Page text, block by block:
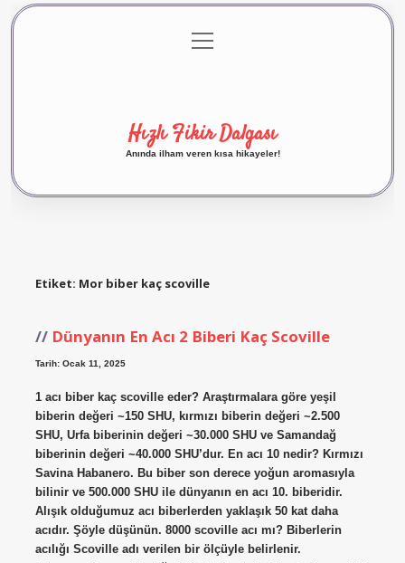
Gizlilik Politikası
menüyü
aç
Hızlı Fikir Dalgası
Anında ilham veren kısa hikayeler!
Etiket: Mor biber kaç scoville
Dünyanın En Acı 2 Biberi Kaç Scoville
Tarih: Ocak 11, 2025
1 acı biber kaç scoville eder? Araştırmalara göre yeşil
biberin değeri ~150 SHU, kırmızı biberin değeri ~2.500
SHU, Urfa biberinin değeri ~30.000 SHU ve Samandağ
biberinin değeri ~40.000 SHU’dur. En acı 10 nedir? Kırmızı
Savina Habanero. Bu biber son derece yoğun aromasıyla
bilinir ve 500.000 SHU ile dünyanın en acı 10. biberidir.
Alışık olduğumuz acı biberlerden yaklaşık 50 kat daha
acıdır. Şöyle düşünün. 8000 scoville acı mı? Biberlerin
acılığı Scoville adı verilen bir ölçüyle belirlenir.